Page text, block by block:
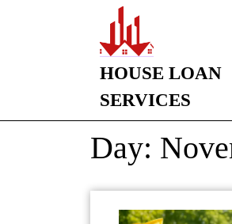
HOUSE LOAN
SERVICES
Day: